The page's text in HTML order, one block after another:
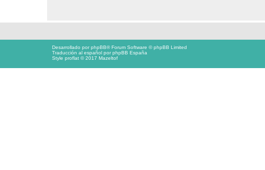
Desarrollado porphpBB® Forum Software © phpBB Limited
Traducción al español porphpBB España
Style proflat © 2017 Mazeltof